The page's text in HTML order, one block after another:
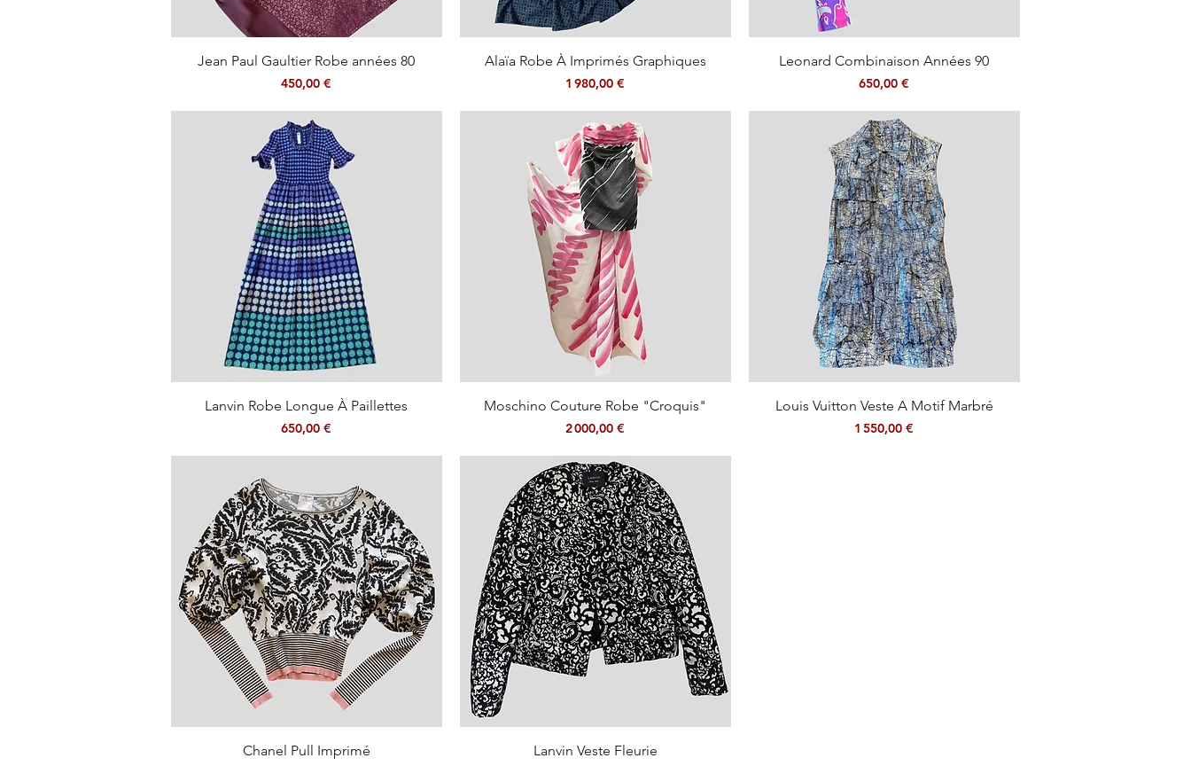
Aperçu rapide
Jean Paul Gaultier Robe années 80
Prix
450,00 €
Aperçu rapide
Alaïa Robe À Imprimés Graphiques
Prix
1 980,00 €
Aperçu rapide
Leonard Combinaison Années 90
Prix
650,00 €
Aperçu rapide
Lanvin Robe Longue À Paillettes
Prix
650,00 €
Aperçu rapide
Moschino Couture Robe "Croquis"
Prix
2 000,00 €
Aperçu rapide
Louis Vuitton Veste A Motif Marbré
Prix
1 550,00 €
Aperçu rapide
Chanel Pull Imprimé Aperçu rapide
Lanvin Veste Fleurie